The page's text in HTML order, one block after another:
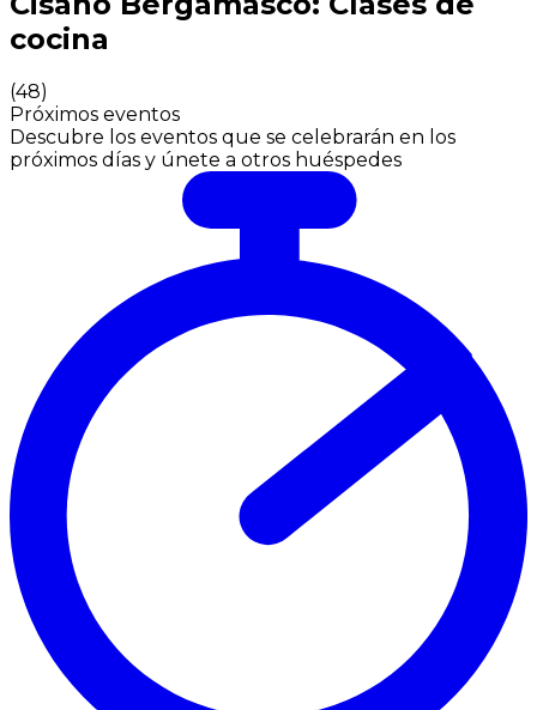
cocina
(48)
Próximos eventos
Descubre los eventos que se celebrarán en los
próximos días y únete a otros huéspedes